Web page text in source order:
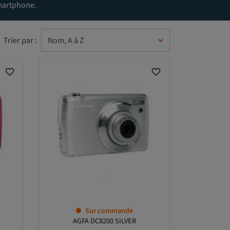
Trier par :
favorite_border favorite_border
Sur commande
AGFA DC8200 SILVER